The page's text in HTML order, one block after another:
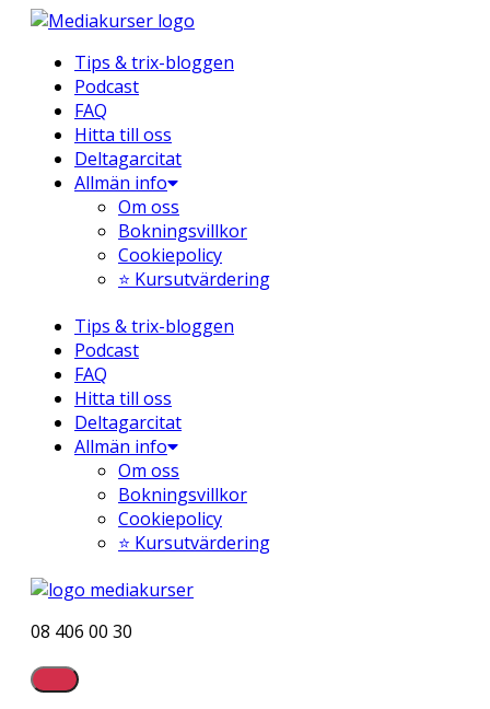
Hoppa
innehåll Tips & trix-bloggen
Podcast
FAQ
Hitta till oss
Deltagarcitat
Allmän info
Om oss
Bokningsvillkor
Cookiepolicy
⭐ Kursutvärdering
Tips & trix-bloggen
Podcast
FAQ
Hitta till oss
Deltagarcitat
Allmän info
Om oss
Bokningsvillkor
Cookiepolicy
⭐ Kursutvärdering
08 406 00 30